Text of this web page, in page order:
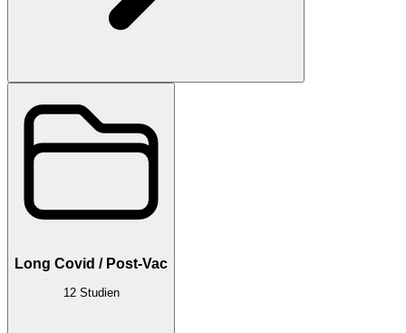
Long Covid / Post-Vac
12 Studien